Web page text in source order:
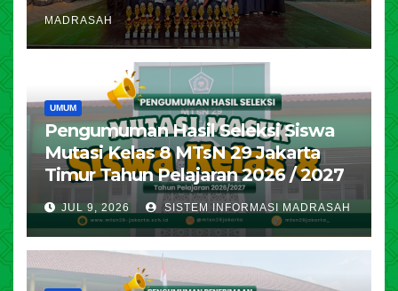
MADRASAH
UMUM
Pengumuman Hasil Seleksi Siswa
Mutasi Kelas 8 MTsN 29 Jakarta
Timur Tahun Pelajaran 2026 / 2027
JUL 9, 2026 SISTEM INFORMASI MADRASAH